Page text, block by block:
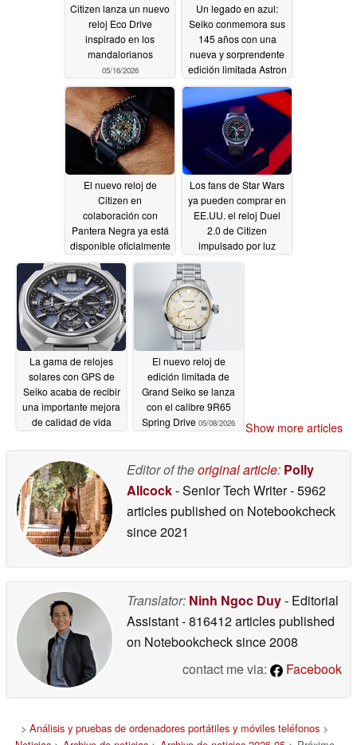
Citizen lanza un nuevo
reloj Eco Drive
inspirado en los
mandalorianos
05/16/2026
Un legado en azul:
Seiko conmemora sus
145 años con una
nueva y sorprendente
edición limitada Astron
GPS solar05/14/2026
El nuevo reloj de
Citizen en
colaboración con
Pantera Negra ya está
disponible oficialmente
en EE.UU 05/13/2026
Los fans de Star Wars
ya pueden comprar en
EE.UU. el reloj Duel
2.0 de Citizen
impulsado por luz
La gama de relojes
solares con GPS de
Seiko acaba de recibir
una importante mejora
de calidad de vida
El nuevo reloj de
edición limitada de
Grand Seiko se lanza
con el calibre 9R65
Spring Drive 05/08/2026 Show more articles
Editor of theoriginal article: Polly
Allcock- Senior Tech Writer- 5962
articles published on Notebookcheck
since 2021
Translator: Ninh Ngoc Duy- Editorial
Assistant- 816412 articles published
on Notebookchecksince 2008
contact me via:
Facebook
> Análisis y pruebas de ordenadores portátiles y móviles teléfonos >